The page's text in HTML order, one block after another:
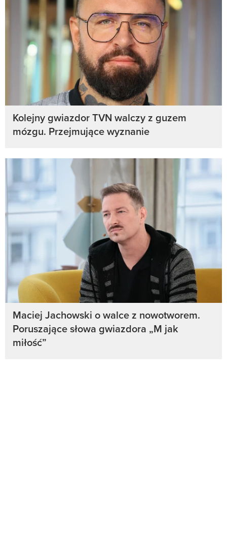
Kolejny gwiazdor TVN walczy z guzem
mózgu. Przejmujące wyznanie
Maciej Jachowski o walce z nowotworem.
Poruszające słowa gwiazdora „M jak
miłość”